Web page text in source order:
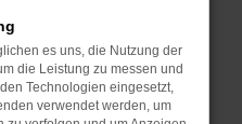
steht seit über 40
und höchste
Am Standort Alte
sind dauerhaft über
Marken sofort
es uns, die Nutzung der
die Leistung zu messen und
Technologien eingesetzt,
verwendet werden, um